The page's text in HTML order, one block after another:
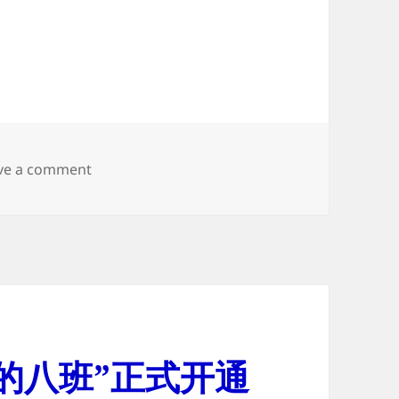
a commenton 添加中文域名 欢迎使用
八班”正式开通